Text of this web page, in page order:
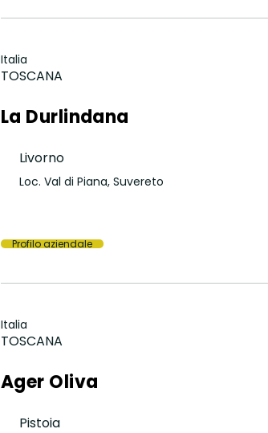
Italia
TOSCANA
La Durlindana
Livorno
Loc. Val di Piana, Suvereto
Profilo aziendale
Italia
TOSCANA
Ager Oliva
Pistoia